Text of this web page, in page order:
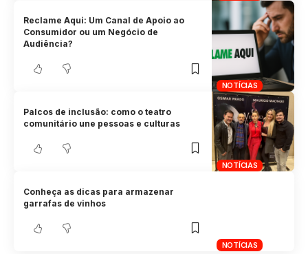
NOTÍCIAS
Reclame Aqui: Um Canal de Apoio ao
Consumidor ou um Negócio de
Audiência?
NOTÍCIAS
Palcos de inclusão: como o teatro
comunitário une pessoas e culturas
NOTÍCIAS
Conheça as dicas para armazenar
garrafas de vinhos